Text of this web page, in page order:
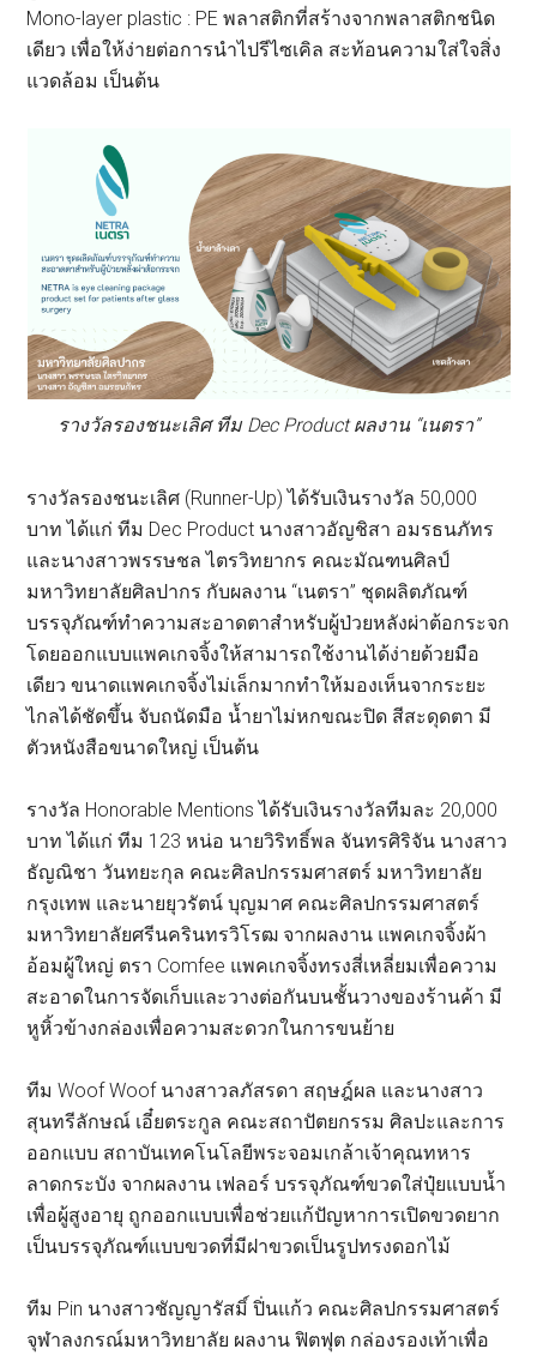
Mono-layer plastic : PE พลาสติกที่สร้างจากพลาสติกชนิด
เดียว เพื่อให้ง่ายต่อการนำไปรีไซเคิล สะท้อนความใส่ใจสิ่ง
แวดล้อม เป็นต้น
รางวัลรองชนะเลิศ ทีม Dec Product ผลงาน “เนตรา”
รางวัลรองชนะเลิศ (Runner-Up) ได้รับเงินรางวัล 50,000
บาท ได้แก่ ทีม Dec Product นางสาวอัญชิสา อมรธนภัทร
และนางสาวพรรษชล ไตรวิทยากร คณะมัณฑนศิลป์
มหาวิทยาลัยศิลปากร กับผลงาน “เนตรา” ชุดผลิตภัณฑ์
บรรจุภัณฑ์ทำความสะอาดตาสำหรับผู้ป่วยหลังผ่าต้อกระจก
โดยออกแบบแพคเกจจิ้งให้สามารถใช้งานได้ง่ายด้วยมือ
เดียว ขนาดแพคเกจจิ้งไม่เล็กมากทำให้มองเห็นจากระยะ
ไกลได้ชัดขึ้น จับถนัดมือ น้ำยาไม่หกขณะปิด สีสะดุดตา มี
ตัวหนังสือขนาดใหญ่ เป็นต้น
รางวัล Honorable Mentions ได้รับเงินรางวัลทีมละ 20,000
บาท ได้แก่ ทีม 123 หน่อ นายวิริทธิ์พล จันทรศิริจัน นางสาว
ธัญณิชา วันทยะกุล คณะศิลปกรรมศาสตร์ มหาวิทยาลัย
กรุงเทพ และนายยุวรัตน์ บุญมาศ คณะศิลปกรรมศาสตร์
มหาวิทยาลัยศรีนครินทรวิโรฒ จากผลงาน แพคเกจจิ้งผ้า
อ้อมผู้ใหญ่ ตรา Comfee แพคเกจจิ้งทรงสี่เหลี่ยมเพื่อความ
สะอาดในการจัดเก็บและวางต่อกันบนชั้นวางของร้านค้า มี
หูหิ้วข้างกล่องเพื่อความสะดวกในการขนย้าย
ทีม Woof Woof นางสาวลภัสรดา สฤษฎ์ผล และนางสาว
สุนทรีลักษณ์ เอี๋ยตระกูล คณะสถาปัตยกรรม ศิลปะและการ
ออกแบบ สถาบันเทคโนโลยีพระจอมเกล้าเจ้าคุณทหาร
ลาดกระบัง จากผลงาน เฟลอร์ บรรจุภัณฑ์ขวดใส่ปุ๋ยแบบน้ำ
เพื่อผู้สูงอายุ ถูกออกแบบเพื่อช่วยแก้ปัญหาการเปิดขวดยาก
เป็นบรรจุภัณฑ์แบบขวดที่มีฝาขวดเป็นรูปทรงดอกไม้
ทีม Pin นางสาวชัญญารัสมิ์ ปิ่นแก้ว คณะศิลปกรรมศาสตร์
จุฬาลงกรณ์มหาวิทยาลัย ผลงาน ฟิตฟุต กล่องรองเท้าเพื่อ